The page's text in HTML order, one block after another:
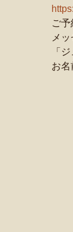
ご
メ
「
お名